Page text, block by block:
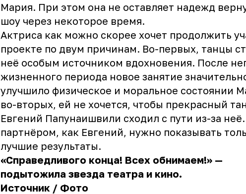
Мария. При этом она не оставляет надежд
шоу через некоторое время.
Актриса как можно скорее хочет продолжить
проекте по двум причинам. Во-первых, танцы
неё особым источником вдохновения. После
жизненного периода новое занятие
улучшило физическое и моральное состоянии
во-вторых, ей не хочется, чтобы прекрасный
Евгений Папунаишвили сходил с пути из-за
партнёром, как Евгений, нужно показывать
лучшие результаты.
«Справедливого конца! Всех обнимаем!» —
подытожила звезда театра и кино.
Источник / Фото